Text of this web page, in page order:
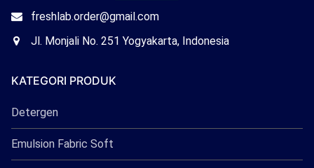
Freshlab
Email
Freshlab
freshlab.order@gmail.com
OfficeJl. Monjali No. 251 Yogyakarta, Indonesia
KATEGORI PRODUK
Detergen
Emulsion Fabric Soft